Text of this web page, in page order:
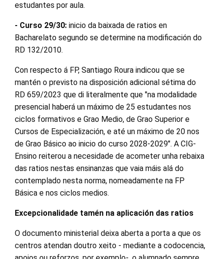
estudantes por aula.
- Curso 29/30: inicio da baixada de ratios en
Bacharelato segundo se determine na modificación do
RD 132/2010.
Con respecto á FP, Santiago Roura indicou que se
mantén o previsto na disposición adicional sétima do
RD 659/2023 que di literalmente que "na modalidade
presencial haberá un máximo de 25 estudantes nos
ciclos formativos e Grao Medio, de Grao Superior e
Cursos de Especialización, e até un máximo de 20 nos
de Grao Básico ao inicio do curso 2028-2029". A CIG-
Ensino reiterou a necesidade de acometer unha rebaixa
das ratios nestas ensinanzas que vaia máis alá do
contemplado nesta norma, nomeadamente na FP
Básica e nos ciclos medios.
Excepcionalidade tamén na aplicación das ratios
O documento ministerial deixa aberta a porta a que os
centros atendan doutro xeito - mediante a codocencia,